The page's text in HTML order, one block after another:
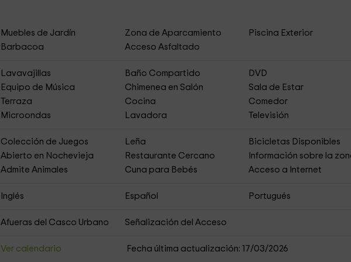
Muebles de Jardín Zona de Aparcamiento
Piscina Exterior
Barbacoa
Acceso Asfaltado
Lavavajillas Baño Compartido
DVD
Equipo de Música
Chimenea en Salón
Sala de Estar
Terraza
Cocina
Comedor
Microondas
Lavadora Televisión
Colección de Juegos Leña
Bicicletas Disponibles
Abierto en Nochevieja
Restaurante Cercano
Información sobre la
Admite Animales
Cuna para Bebés Acceso a Internet
Inglés Español Portugués
Afueras del Casco Urbano Señalización del Acceso
Ver calendario Fecha última actualización: 17/03/2026